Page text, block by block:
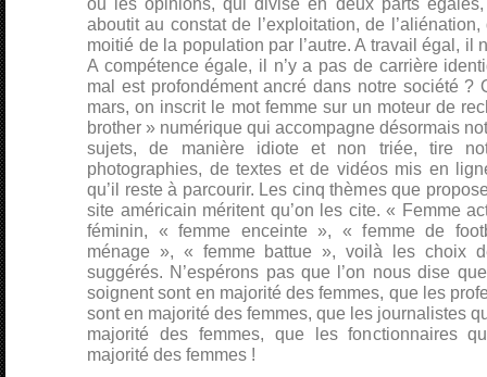
aboutit au constat de l’exploitation, de l’aliénation,
moitié de la population par l’autre. A travail égal, il
A compétence égale, il n’y a pas de carrière
mal est profondément ancré dans notre société ?
mars, on inscrit le mot femme sur un moteur de
brother » numérique qui accompagne désormais
sujets, de manière idiote et non triée, tire
photographies, de textes et de vidéos mis en
qu’il reste à parcourir. Les cinq thèmes que
site américain méritent qu’on les cite. « Femme
féminin, « femme enceinte », « femme de
ménage », « femme battue », voilà les choix
suggérés. N’espérons pas que l’on nous dise
soignent sont en majorité des femmes, que les
sont en majorité des femmes, que les journalistes
majorité des femmes, que les fonctionnaires
majorité des femmes !